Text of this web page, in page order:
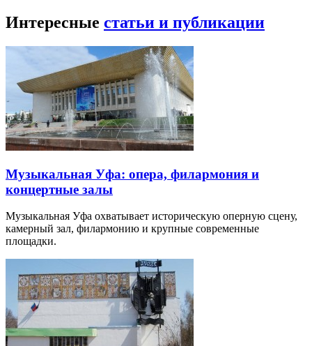
Интересные статьи и публикации
Музыкальная Уфа: опера, филармония и
концертные залы
Музыкальная Уфа охватывает историческую оперную сцену,
камерный зал, филармонию и крупные современные
площадки.